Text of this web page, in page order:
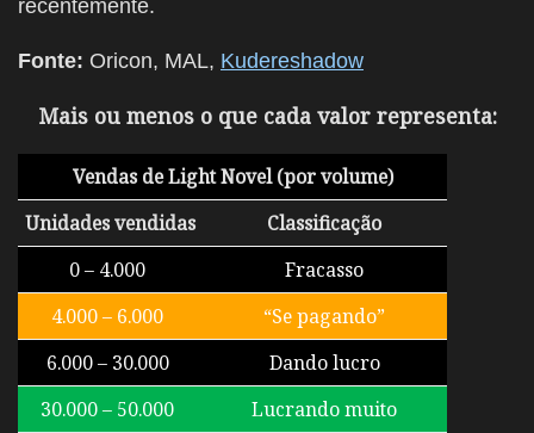
recentemente.
Fonte: Oricon, MAL, Kudereshadow
Mais ou menos o que cada valor representa:
Vendas de Light Novel (por volume)
Unidades vendidas
Classificação
0 – 4.000
Fracasso
4.000 – 6.000
“Se pagando”
6.000 – 30.000
Dando lucro
30.000 – 50.000
Lucrando muito